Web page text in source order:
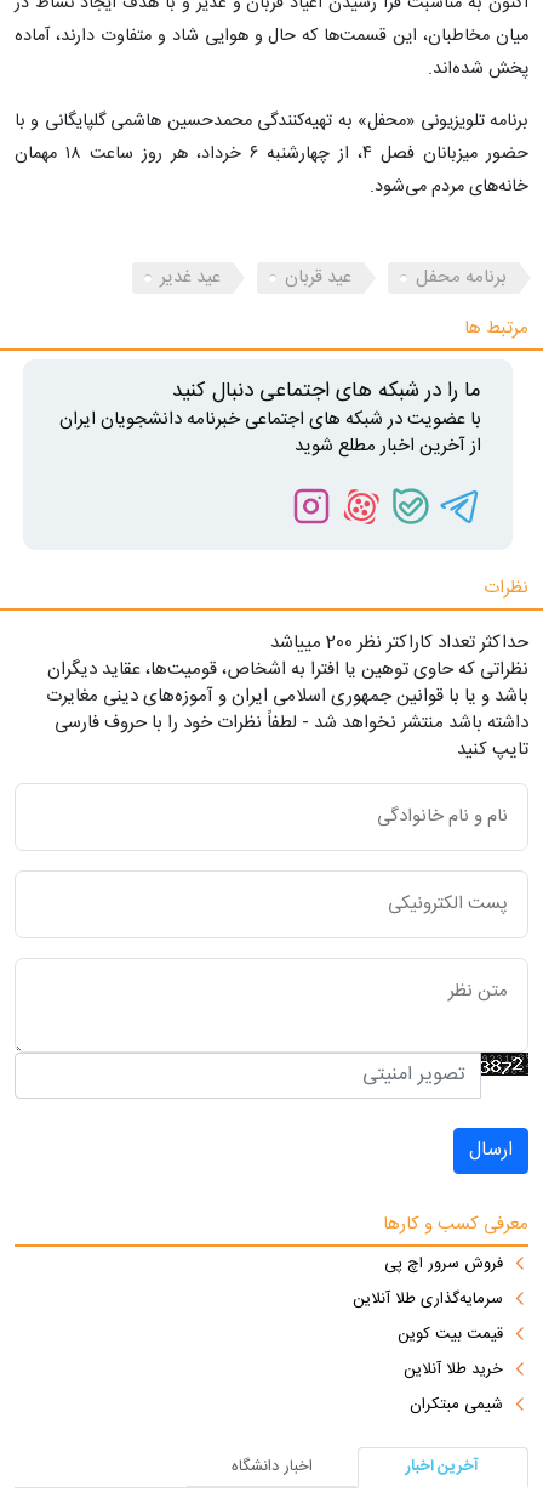
میان مخاطبان، این قسمت‌ها که حال و هوایی شاد و متفاوت دارند، آماده
پخش شده‌اند.
برنامه تلویزیونی «محفل» به تهیه‌کنندگی محمدحسین هاشمی گلپایگانی و با
حضور میزبانان فصل ۴، از چهارشنبه ۶ خرداد، هر روز ساعت ۱۸ مهمان
خانه‌های مردم می‌شود.
برنامه محفل عید قربان
عید غدیر
مرتبط ها
ما را در شبکه های اجتماعی دنبال کنید
با عضویت در شبکه های اجتماعی خبرنامه دانشجویان ایران
از آخرین اخبار مطلع شوید
نظرات
حداکثر تعداد کاراکتر نظر 200 ميياشد
نظراتی که حاوی توهین یا افترا به اشخاص، قومیت‌ها، عقاید دیگران
باشد و یا با قوانین جمهوری اسلامی ایران و آموزه‌های دینی مغایرت
داشته باشد منتشر نخواهد شد - لطفاً نظرات خود را با حروف فارسی
تایپ کنید
ارسال
معرفی کسب و کارها
فروش سرور اچ پی
سرمایه‌گذاری طلا آنلاین
قیمت بیت کوین
خرید طلا آنلاین
شیمی مبتکران
آخرین اخبار
اخبار دانشگاه